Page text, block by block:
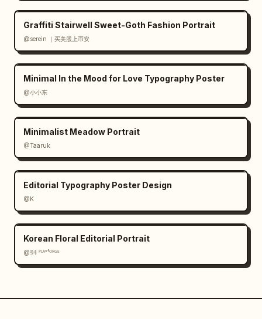
Graffiti Stairwell Sweet-Goth Fashion Portrait
@serein ｜买美股上币安
Minimal In the Mood for Love Typography Poster
@小小东
Minimalist Meadow Portrait
@Taaruk
Editorial Typography Poster Design
@K
Korean Floral Editorial Portrait
@𝟡𝟜 ᴾᴸᴬʸᶠᴼᴿᴳᴱ